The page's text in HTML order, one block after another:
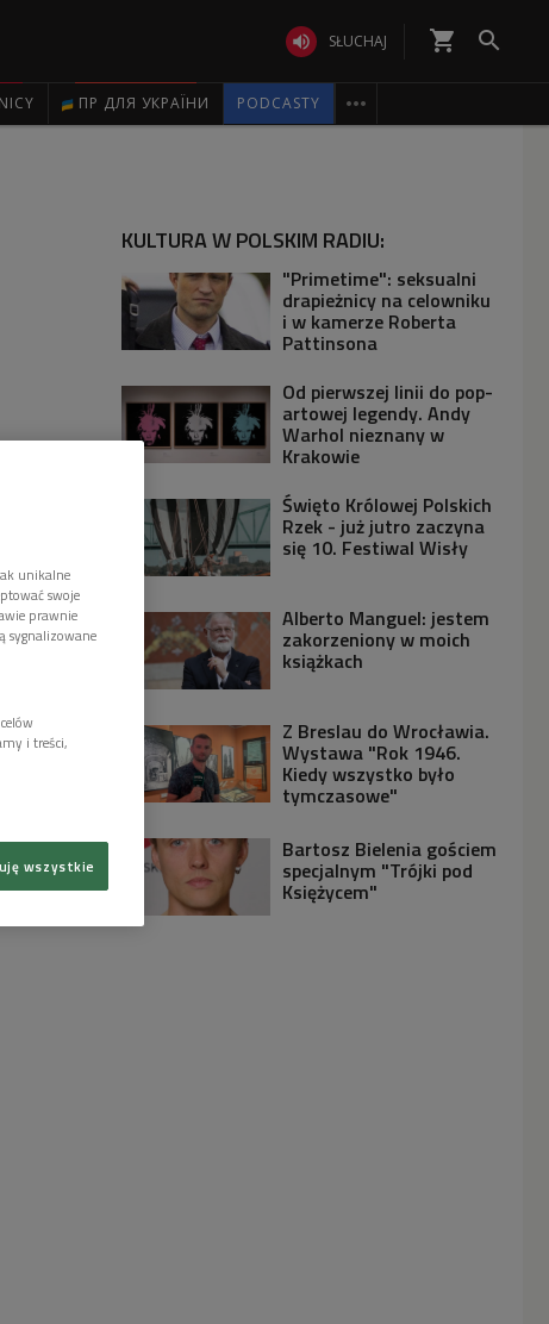
 SŁUCHAJ shopping_cart 
ПР ДЛЯ УКРАЇНИ PODCASTY 
KULTURA W POLSKIM RADIU:
"Primetime": seksualni
drapieżnicy na celowniku
i w kamerze Roberta
Pattinsona
Od pierwszej linii do pop-
artowej legendy. Andy
Warhol nieznany w
Krakowie
Święto Królowej Polskich
Rzek - już jutro zaczyna
się 10. Festiwal Wisły
Alberto Manguel: jestem
zakorzeniony w moich
książkach
Z Breslau do Wrocławia.
Wystawa "Rok 1946.
Kiedy wszystko było
tymczasowe"
Bartosz Bielenia gościem
specjalnym "Trójki pod
Księżycem"
unikalne
swoje
prawnie
sygnalizowane
i treści,
wszystkie